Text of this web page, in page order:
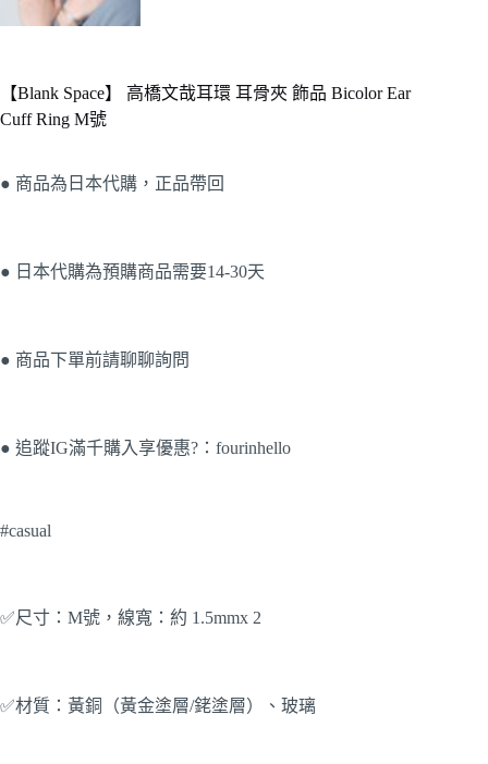
【Blank Space】 高橋文哉耳環 耳骨夾 飾品 Bicolor Ear
Cuff Ring M號
● 商品為日本代購，正品帶回
● 日本代購為預購商品需要14-30天
● 商品下單前請聊聊詢問
● 追蹤IG滿千購入享優惠?：fourinhello
#casual
✅尺寸：M號，線寬：約 1.5mmx 2
✅材質：黃銅（黃金塗層/銠塗層）、玻璃